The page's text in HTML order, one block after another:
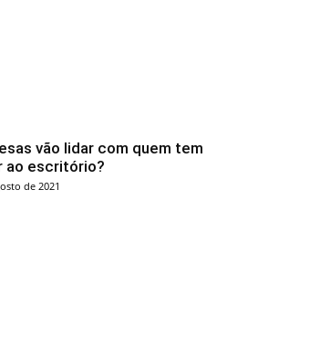
vão lidar com quem tem
ao escritório?
de 2021